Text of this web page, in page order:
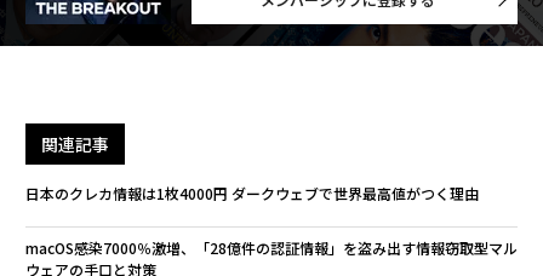
関連記事
日本のクレカ情報は1枚4000円 ダークウェブで世界最高値がつく理由
macOS感染7000％激増、「28億件の認証情報」を盗み出す情報窃取型マル
ウェアの手口と対策